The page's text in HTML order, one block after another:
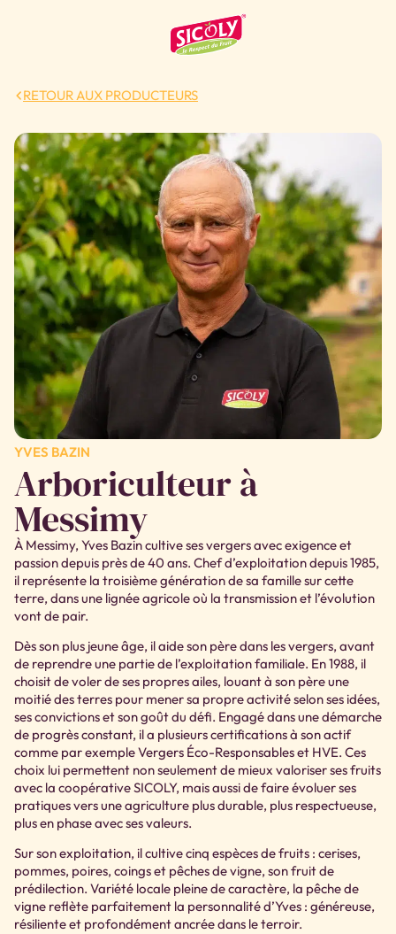
RETOUR AUX PRODUCTEURS
YVES BAZIN
Arboriculteur à
Messimy
À Messimy, Yves Bazin cultive ses vergers avec exigence et
passion depuis près de 40 ans. Chef d’exploitation depuis 1985,
il représente la troisième génération de sa famille sur cette
terre, dans une lignée agricole où la transmission et l’évolution
vont de pair.
Dès son plus jeune âge, il aide son père dans les vergers, avant
de reprendre une partie de l’exploitation familiale. En 1988, il
choisit de voler de ses propres ailes, louant à son père une
moitié des terres pour mener sa propre activité selon ses idées,
ses convictions et son goût du défi. Engagé dans une démarche
de progrès constant, il a plusieurs certifications à son actif
comme par exemple Vergers Éco-Responsables et HVE. Ces
choix lui permettent non seulement de mieux valoriser ses fruits
avec la coopérative SICOLY, mais aussi de faire évoluer ses
pratiques vers une agriculture plus durable, plus respectueuse,
plus en phase avec ses valeurs.
Sur son exploitation, il cultive cinq espèces de fruits : cerises,
pommes, poires, coings et pêches de vigne, son fruit de
prédilection. Variété locale pleine de caractère, la pêche de
vigne reflète parfaitement la personnalité d’Yves : généreuse,
résiliente et profondément ancrée dans le terroir.